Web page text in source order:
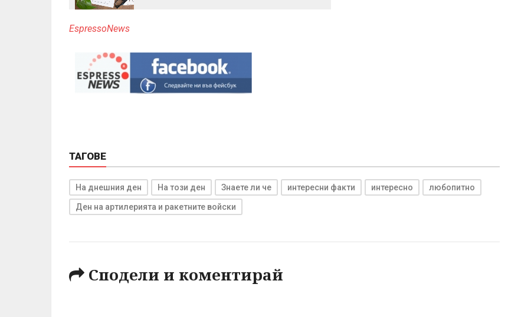
EspressoNews
ТАГОВЕ
На днешния ден На този ден Знаете ли че интересни факти интересно любопитно
Ден на артилерията и ракетните войски
Сподели и коментирай